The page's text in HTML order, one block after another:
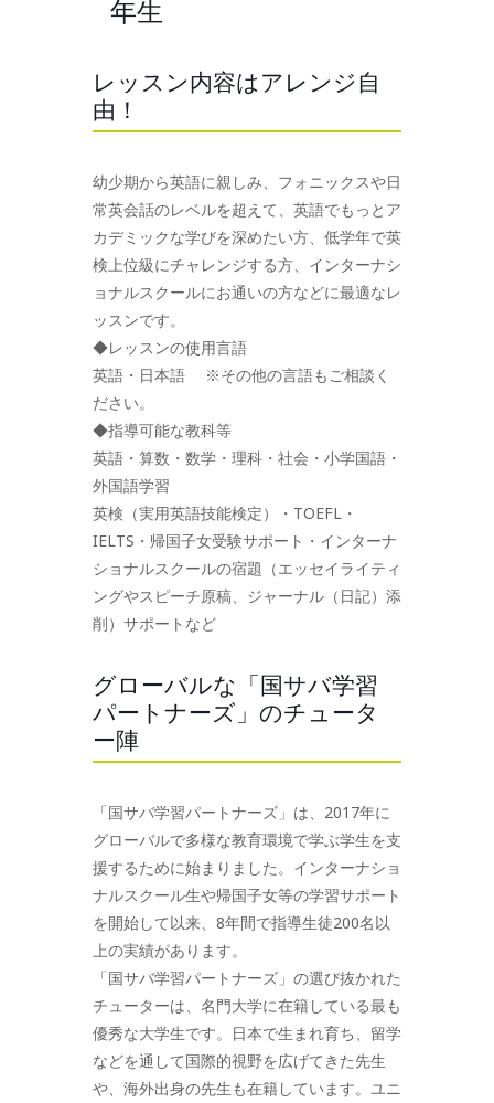
年生
レッスン内容はアレンジ自
由！
幼少期から英語に親しみ、フォニックスや日
常英会話のレベルを超えて、英語でもっとア
カデミックな学びを深めたい方、低学年で英
検上位級にチャレンジする方、インターナシ
ョナルスクールにお通いの方などに最適なレ
ッスンです。
◆レッスンの使用言語
英語・日本語 ※その他の言語もご相談く
ださい。
◆指導可能な教科等
英語・算数・数学・理科・社会・小学国語・
外国語学習
英検（実用英語技能検定）・TOEFL・
IELTS・帰国子女受験サポート・インターナ
ショナルスクールの宿題（エッセイライティ
ングやスピーチ原稿、ジャーナル（日記）添
削）サポートなど
グローバルな「国サバ学習
パートナーズ」のチュータ
ー陣
「国サバ学習パートナーズ」は、2017年に
グローバルで多様な教育環境で学ぶ学生を支
援するために始まりました。インターナショ
ナルスクール生や帰国子女等の学習サポート
を開始して以来、8年間で指導生徒200名以
上の実績があります。
「国サバ学習パートナーズ」の選び抜かれた
チューターは、名門大学に在籍している最も
優秀な大学生です。日本で生まれ育ち、留学
などを通して国際的視野を広げてきた先生
や、海外出身の先生も在籍しています。ユニ